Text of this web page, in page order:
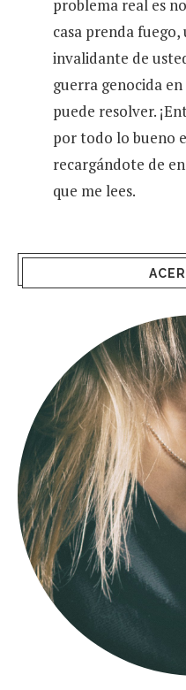
problema real es
casa prenda
invalidante de
guerra genocida
puede resolver.
por todo lo bueno
recargándote de
que me lees.